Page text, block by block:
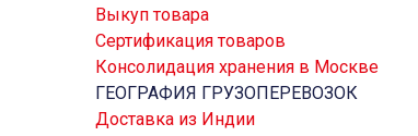
Выкуп товара
Сертификация товаров
Консолидация хранения в Москве
ГЕОГРАФИЯ ГРУЗОПЕРЕВОЗОК
Доставка из Индии